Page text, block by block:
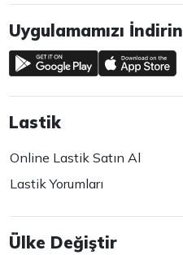
Uygulamamızı İndirin
Lastik
Online Lastik Satın Al
Lastik Yorumları
Ülke Değiştir